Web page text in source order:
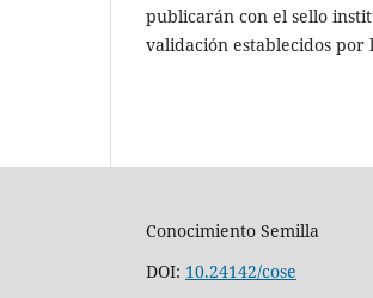
publicarán con el sello
validación establecidos por
Conocimiento Semilla
DOI: 10.24142/cose